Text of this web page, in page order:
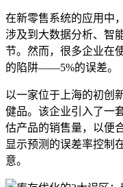
在新零售系统的应用中
涉及到大数据分析、智
节。然而，很多企业在
的陷阱——5%的误差。
以一家位于上海的初创
健品。该企业引入了一
估产品的销售量，以便
显示预测的误差率控制
意。